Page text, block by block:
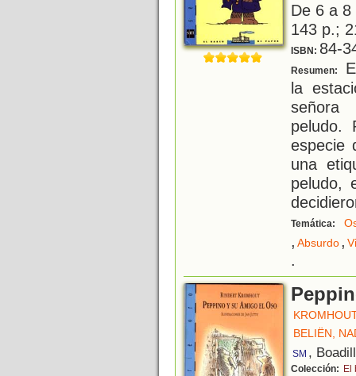
De 6 a
143 p.;
ISBN: 84-
Resumen:
la
señora
peludo.
especie
una
peludo,
Temática:
, Absurdo,
.
BELIËN,
SM ,
Colección: El